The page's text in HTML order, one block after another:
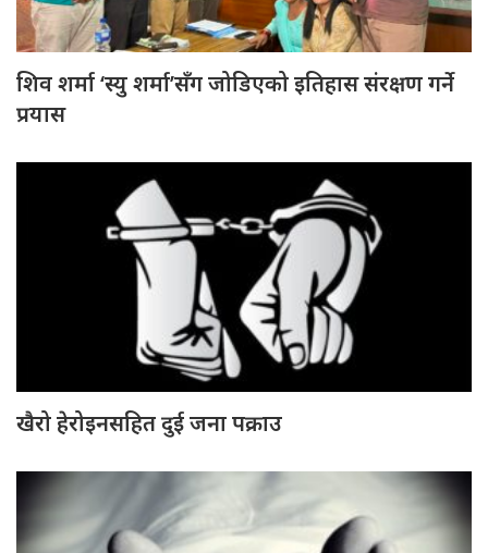
शिव शर्मा ‘स्यु शर्मा’सँग जोडिएको इतिहास संरक्षण गर्ने
प्रयास
खैरो हेरोइनसहित दुई जना पक्राउ